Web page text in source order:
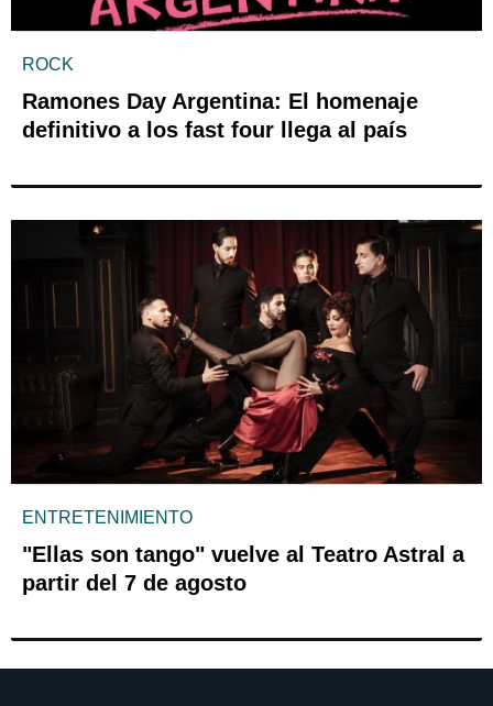
ROCK
Ramones Day Argentina: El homenaje
definitivo a los fast four llega al país
ENTRETENIMIENTO
"Ellas son tango" vuelve al Teatro Astral a
partir del 7 de agosto